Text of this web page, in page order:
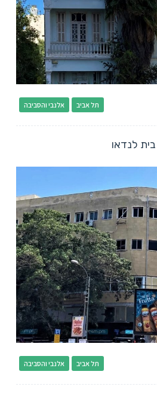
אלנבי והסביבה תל אביב
בית לנדאו
אלנבי והסביבה תל אביב